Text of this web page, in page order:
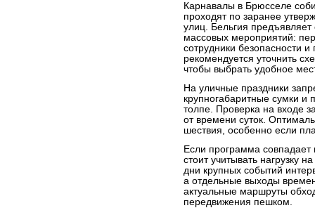
Карнавалы в Брюсселе
проходят по заранее
улиц. Бельгия предъявляет
массовых мероприятий:
сотрудники безопасности
рекомендуется уточнить
чтобы выбрать удобное
На уличные праздники
крупногабаритные сумки и
толпе. Проверка на входе
от времени суток.
шествия, особенно если
Если программа
стоит учитывать нагрузку
дни крупных событий
а отдельные выходы
актуальные маршруты
передвижения пешком.